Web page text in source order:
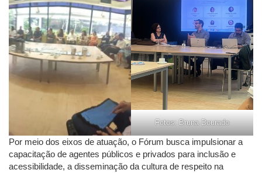
Fotos: Bruna Dourado
Por meio dos eixos de atuação, o Fórum busca impulsionar a
capacitação de agentes públicos e privados para inclusão e
acessibilidade, a disseminação da cultura de respeito na